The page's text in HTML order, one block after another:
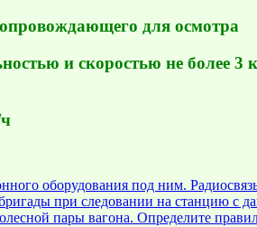
для осмотра
и скоростью не более 3
оборудования под ним.
при следовании на станцию с
пары вагона. Определите